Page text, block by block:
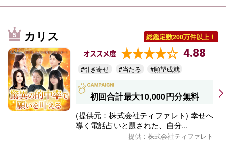
カリス 総鑑定数200万件以上！
オススメ度 4.88
#引き寄せ #当たる #願望成就
初回合計最大10,000円分無料
(提供元：株式会社ティファレト) 幸せへ
導く電話占いと題された、自分...
提供：株式会社ティファレト